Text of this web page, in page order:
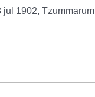
jul 1902, Tzummarum